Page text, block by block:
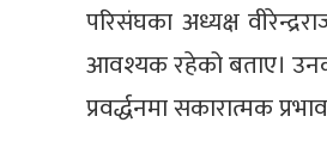
परिसंघका अध्यक्ष
आवश्यक रहेको बताए। उनका
प्रवर्द्धनमा सकारात्मक